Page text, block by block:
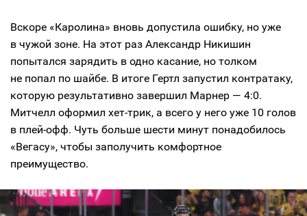
Вскоре «Каролина» вновь допустила ошибку, но уже
в чужой зоне. На этот раз Александр Никишин
попытался зарядить в одно касание, но толком
не попал по шайбе. В итоге Гертл запустил контратаку,
которую результативно завершил Марнер — 4:0.
Митчелл оформил хет-трик, а всего у него уже 10 голов
в плей-офф. Чуть больше шести минут понадобилось
«Вегасу», чтобы заполучить комфортное
преимущество.